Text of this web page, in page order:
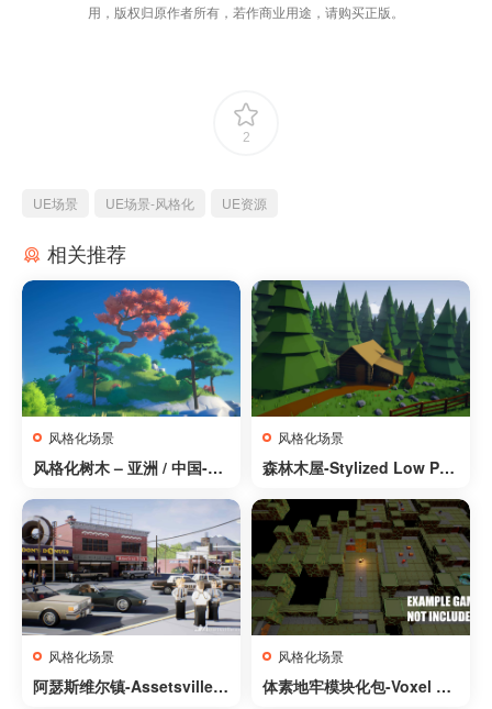
用，版权归原作者所有，若作商业用途，请购买正版。
2
UE场景 UE场景-风格化 UE资源
相关推荐
风格化场景
风格化树木 – 亚洲 / 中国-St
风格化场景
森林木屋-Stylized Low Pol
风格化场景
阿瑟斯维尔镇-Assetsville T
风格化场景
体素地牢模块化包-Voxel Du